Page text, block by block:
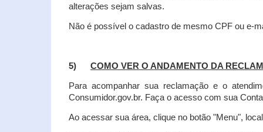
alterações sejam salvas.
Não é possível o cadastro de mesmo CPF ou e-
5) COMO VER O ANDAMENTO DA
Para acompanhar sua reclamação e o
Consumidor.gov.br. Faça o acesso com sua Conta
Ao acessar sua área, clique no botão "Menu",